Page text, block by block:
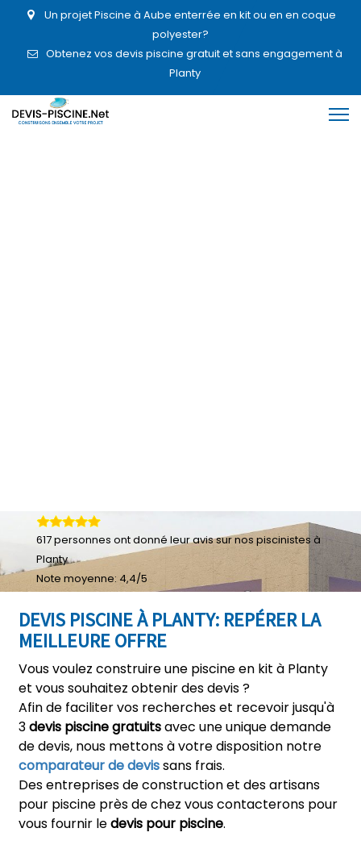
Un projet Piscine à Aube enterrée en kit ou en en coque
polyester?
Obtenez vos devis piscine gratuit et sans engagement à
Planty
DEVIS PISCINE À PLANTY: REPÉRER LA
MEILLEURE OFFRE
Vous voulez construire une piscine en kit à Planty
et vous souhaitez obtenir des devis ?
Afin de faciliter vos recherches et recevoir jusqu'à
3devis piscine gratuitsavec une unique demande
de devis, nous mettons à votre disposition notre
comparateur de devissans frais.
Des entreprises de construction et des artisans
pour piscine près de chez vous contacterons pour
vous fournir ledevis pour piscine.
617personnes ont donné leuravis sur nos piscinistes à
Planty
Note moyenne: 4,4/5